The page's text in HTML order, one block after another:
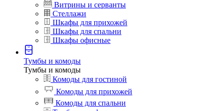
Витрины и серванты
Стеллажи
Шкафы для прихожей
Шкафы для спальни
Шкафы офисные
Тумбы и комоды
Тумбы и комоды
Комоды для гостиной
Комоды для прихожей
Комоды для спальни